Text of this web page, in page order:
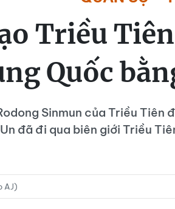
Triều
Quốc
Sinmun của Triều Tiên
đã đi qua biên giới Triều
AJ)